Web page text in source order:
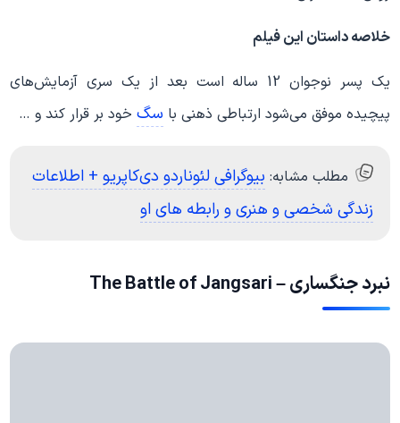
خلاصه داستان این فیلم
یک پسر نوجوان 12 ساله است بعد از یک سری آزمایش‌های
پیچیده موفق می‌شود ارتباطی ذهنی با سگ خود بر قرار کند و …
مطلب مشابه: بیوگرافی لئوناردو دی‌کاپریو + اطلاعات
زندگی شخصی و هنری و رابطه های او
نبرد جنگساری – The Battle of Jangsari